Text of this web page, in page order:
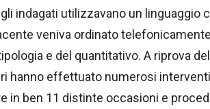
indagati utilizzavano un linguaggio
veniva ordinato
e del quantitativo. A riprova
hanno effettuato numerosi
in ben 11 distinte occasioni e